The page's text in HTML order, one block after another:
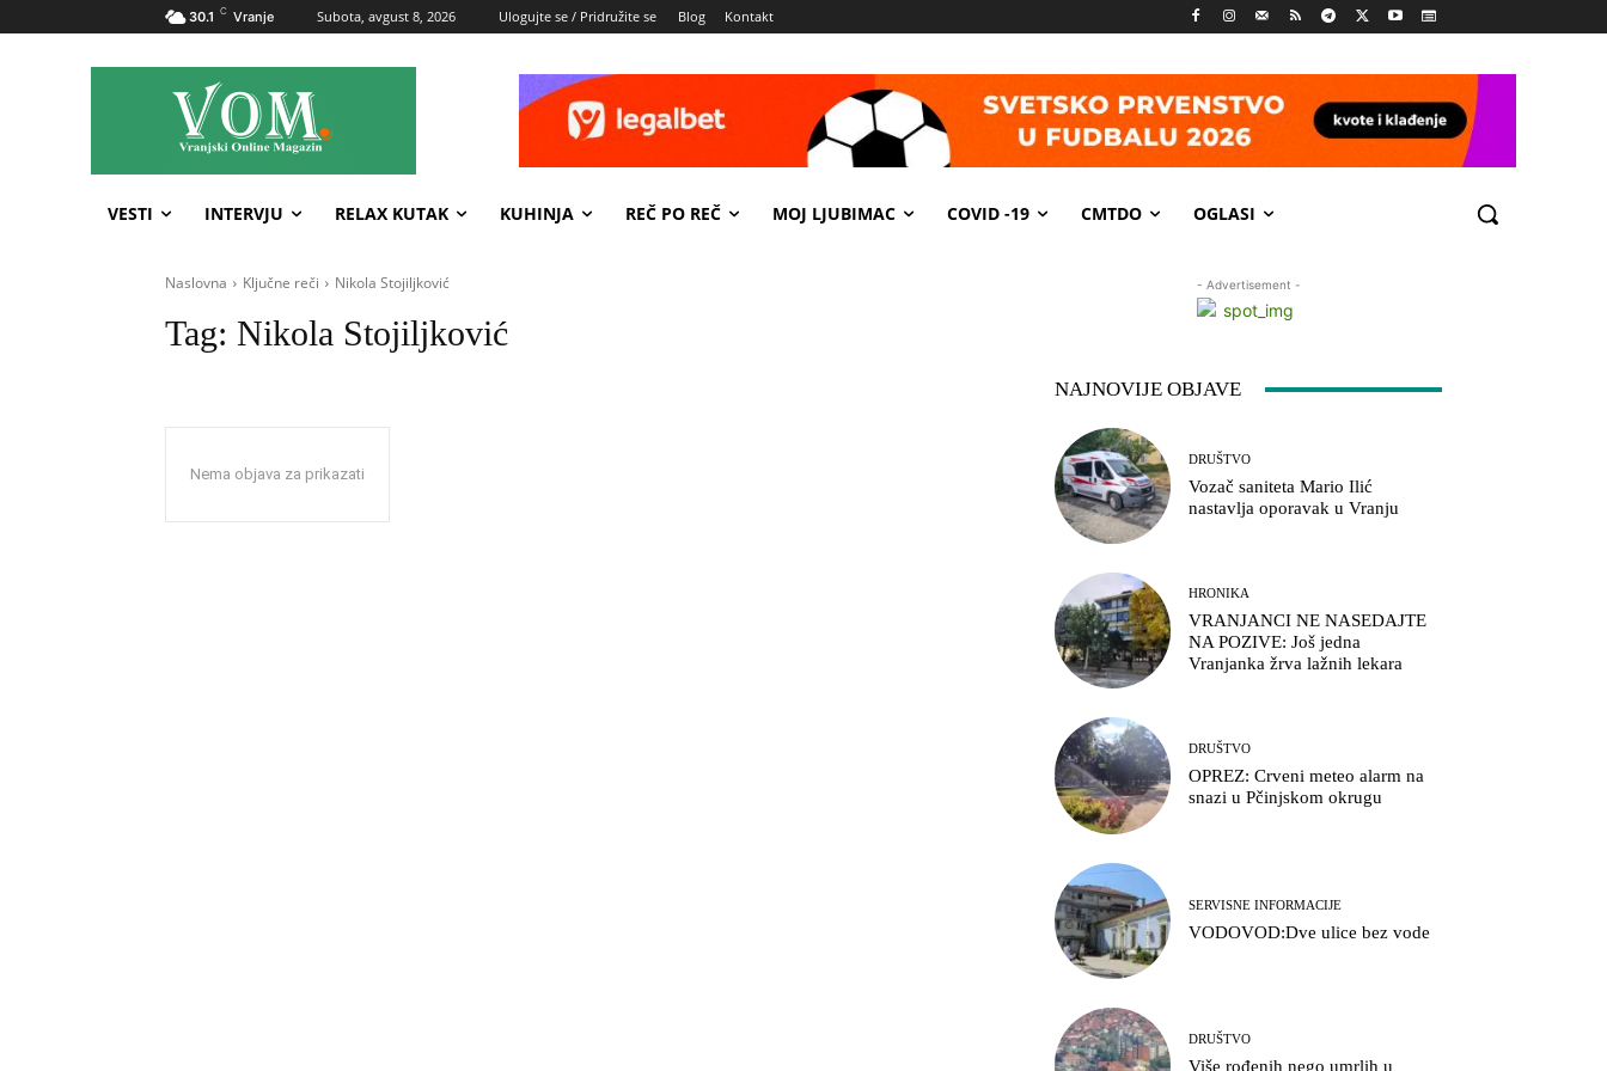
30.1 C Vranje Subota, avgust 8, 2026 Ulogujte se / Pridružite se Blog Kontakt
VESTI INTERVJU RELAX KUTAK KUHINJA REČ PO REČ MOJ LJUBIMAC COVID -19 CMTDO OGLASI
Naslovna Ključne reči Nikola Stojiljković
Tag: Nikola Stojiljković
Nema objava za prikazati
- Advertisement -
NAJNOVIJE OBJAVE
DRUŠTVO
Vozač saniteta Mario Ilić
nastavlja oporavak u Vranju
HRONIKA
VRANJANCI NE NASEDAJTE
NA POZIVE: Još jedna
Vranjanka žrva lažnih lekara
DRUŠTVO
OPREZ: Crveni meteo alarm na
snazi u Pčinjskom okrugu
SERVISNE INFORMACIJE
VODOVOD:Dve ulice bez vode
DRUŠTVO
Više rođenih nego umrlih u